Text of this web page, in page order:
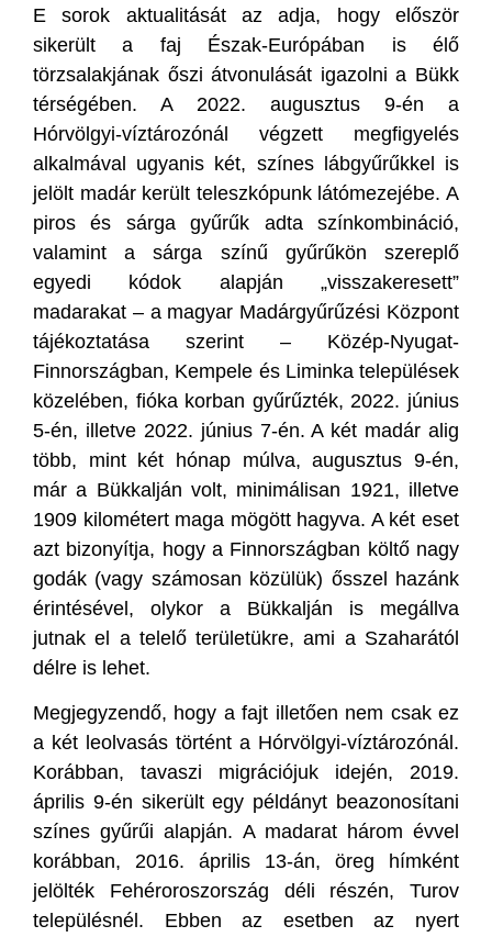
E sorok aktualitását az adja, hogy először
sikerült a faj Észak-Európában is élő
törzsalakjának őszi átvonulását igazolni a Bükk
térségében. A 2022. augusztus 9-én a
Hórvölgyi-víztározónál végzett megfigyelés
alkalmával ugyanis két, színes lábgyűrűkkel is
jelölt madár került teleszkópunk látómezejébe. A
piros és sárga gyűrűk adta színkombináció,
valamint a sárga színű gyűrűkön szereplő
egyedi kódok alapján „visszakeresett”
madarakat – a magyar Madárgyűrűzési Központ
tájékoztatása szerint – Közép-Nyugat-
Finnországban, Kempele és Liminka települések
közelében, fióka korban gyűrűzték, 2022. június
5-én, illetve 2022. június 7-én. A két madár alig
több, mint két hónap múlva, augusztus 9-én,
már a Bükkalján volt, minimálisan 1921, illetve
1909 kilométert maga mögött hagyva. A két eset
azt bizonyítja, hogy a Finnországban költő nagy
godák (vagy számosan közülük) ősszel hazánk
érintésével, olykor a Bükkalján is megállva
jutnak el a telelő területükre, ami a Szaharától
délre is lehet.
Megjegyzendő, hogy a fajt illetően nem csak ez
a két leolvasás történt a Hórvölgyi-víztározónál.
Korábban, tavaszi migrációjuk idején, 2019.
április 9-én sikerült egy példányt beazonosítani
színes gyűrűi alapján. A madarat három évvel
korábban, 2016. április 13-án, öreg hímként
jelölték Fehéroroszország déli részén, Turov
településnél. Ebben az esetben az nyert